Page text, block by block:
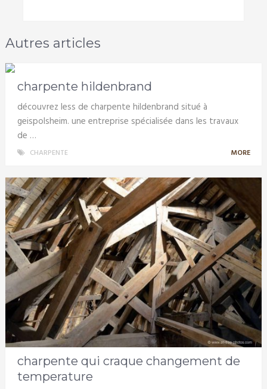
Autres articles
charpente hildenbrand
découvrez less de charpente hildenbrand situé à
geispolsheim. une entreprise spécialisée dans les travaux
de …
CHARPENTE MORE
charpente qui craque changement de
temperature